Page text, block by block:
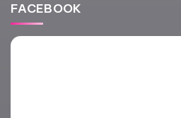
FACEBOOK